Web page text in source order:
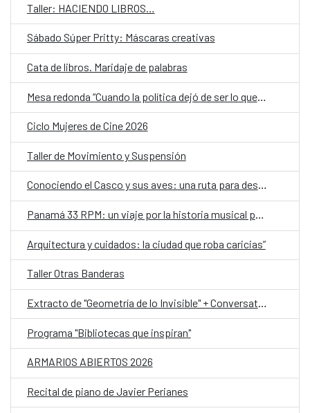
Taller: HACIENDO LIBROS…
Sábado Súper Pritty: Máscaras creativas
Cata de libros. Maridaje de palabras
Mesa redonda “Cuando la política dejó de ser lo que era”
Ciclo Mujeres de Cine 2026
Taller de Movimiento y Suspensión
Conociendo el Casco y sus aves: una ruta para descubrir la biodiversidad urbana y reflexionar sobre el clima
Panamá 33 RPM: un viaje por la historia musical panameña, ahora en Portobelo
Arquitectura y cuidados: la ciudad que roba caricias”
Taller Otras Banderas
Extracto de "Geometría de lo Invisible" + Conversatorio y Taller
Programa "Bibliotecas que inspiran"
ARMARIOS ABIERTOS 2026
Recital de piano de Javier Perianes